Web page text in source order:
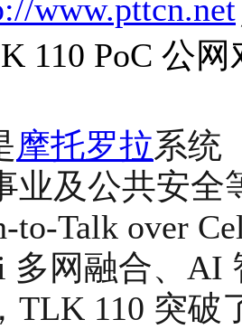
www.pttcn.net
110 PoC 公
摩托罗拉系统
业及公共安全
to-Talk over
多网融合、AI
TLK 110 突破